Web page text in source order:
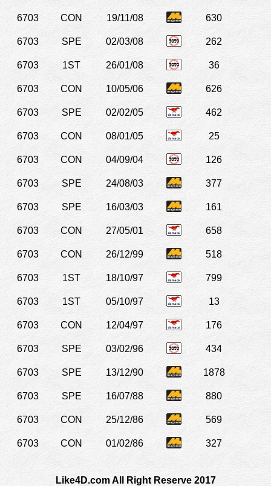
6703 CON 19/11/08 630
6703 SPE 02/03/08 262
6703 1ST 26/01/08 36
6703 CON 10/05/06 626
6703 SPE 02/02/05 462
6703 CON 08/01/05 25
6703 CON 04/09/04 126
6703 SPE 24/08/03 377
6703 SPE 16/03/03 161
6703 CON 27/05/01 658
6703 CON 26/12/99 518
6703 1ST 18/10/97 799
6703 1ST 05/10/97 13
6703 CON 12/04/97 176
6703 SPE 03/02/96 434
6703 SPE 13/12/90 1878
6703 SPE 16/07/88 880
6703 CON 25/12/86 569
6703 CON 01/02/86 327
Like4D.com All Right Reserve 2017